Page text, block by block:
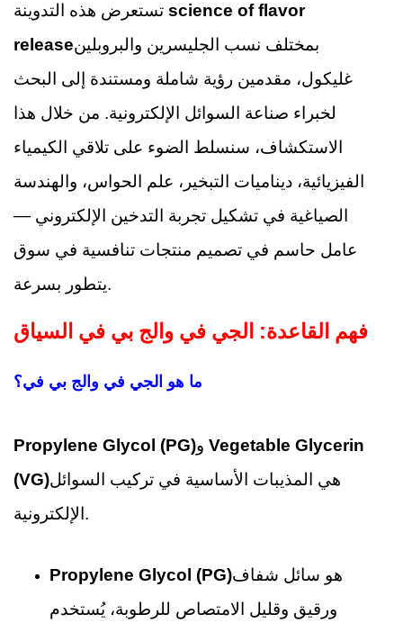
science of flavor
releaseبمختلف نسب الجليسرين والبروبلين
غليكول، مقدمين رؤية شاملة ومستندة إلى البحث
لخبراء صناعة السوائل الإلكترونية. من خلال هذا
الاستكشاف، سنسلط الضوء على تلاقي الكيمياء
الفيزيائية، ديناميات التبخير، علم الحواس، والهندسة
الصياغية في تشكيل تجربة التدخين الإلكتروني —
عامل حاسم في تصميم منتجات تنافسية في سوق
يتطور بسرعة.
فهم القاعدة: الجي في والج بي في السياق
ما هو الجي في والج بي في؟
Propylene Glycol (PG)
Vegetable Glycerin
(VG)هي المذيبات الأساسية في تركيب السوائل
الإلكترونية.
Propylene Glycol (PG)هو سائل شفاف
ورقيق وقليل الامتصاص للرطوبة، يُستخدم